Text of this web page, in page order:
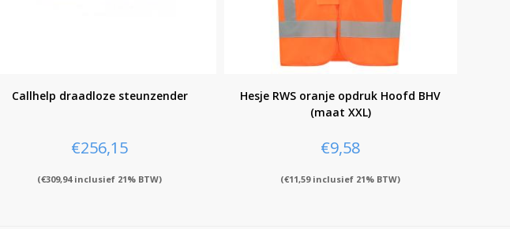
Callhelp draadloze steunzender
€256,15
(€309,94inclusief 21% BTW)
Hesje RWS oranje opdruk Hoofd BHV
(maat XXL)
€9,58
(€11,59inclusief 21% BTW)